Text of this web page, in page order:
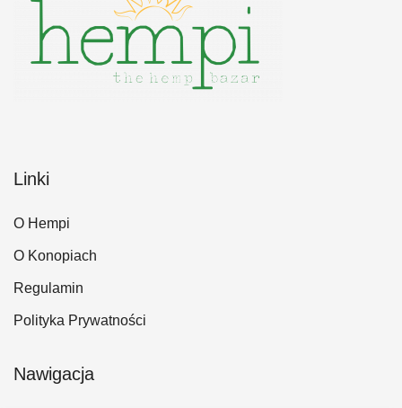
Linki
O Hempi
O Konopiach
Regulamin
Polityka Prywatności
Nawigacja